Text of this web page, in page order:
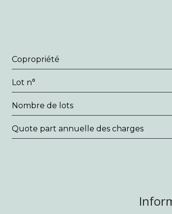
cuisine
Copropriété
Lot n°
Nombre de lots
Quote part annuelle des charges